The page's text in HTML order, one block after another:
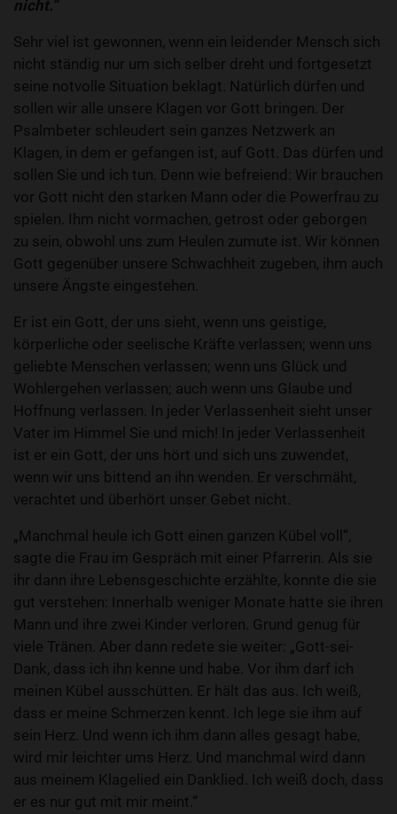
nicht.“
Sehr viel ist gewonnen, wenn ein leidender Mensch sich
nicht ständig nur um sich selber dreht und fortgesetzt
seine notvolle Situation beklagt. Natürlich dürfen und
sollen wir alle unsere Klagen vor Gott bringen. Der
Psalmbeter schleudert sein ganzes Netzwerk an
Klagen, in dem er gefangen ist, auf Gott. Das dürfen und
sollen Sie und ich tun. Denn wie befreiend: Wir brauchen
vor Gott nicht den starken Mann oder die Powerfrau zu
spielen. Ihm nicht vormachen, getrost oder geborgen
zu sein, obwohl uns zum Heulen zumute ist. Wir können
Gott gegenüber unsere Schwachheit zugeben, ihm auch
unsere Ängste eingestehen.
Er ist ein Gott, der uns sieht, wenn uns geistige,
körperliche oder seelische Kräfte verlassen; wenn uns
geliebte Menschen verlassen; wenn uns Glück und
Wohlergehen verlassen; auch wenn uns Glaube und
Hoffnung verlassen. In jeder Verlassenheit sieht unser
Vater im Himmel Sie und mich! In jeder Verlassenheit
ist er ein Gott, der uns hört und sich uns zuwendet,
wenn wir uns bittend an ihn wenden. Er verschmäht,
verachtet und überhört unser Gebet nicht.
„Manchmal heule ich Gott einen ganzen Kübel voll“,
sagte die Frau im Gespräch mit einer Pfarrerin. Als sie
ihr dann ihre Lebensgeschichte erzählte, konnte die sie
gut verstehen: Innerhalb weniger Monate hatte sie ihren
Mann und ihre zwei Kinder verloren. Grund genug für
viele Tränen. Aber dann redete sie weiter: „Gott-sei-
Dank, dass ich ihn kenne und habe. Vor ihm darf ich
meinen Kübel ausschütten. Er hält das aus. Ich weiß,
dass er meine Schmerzen kennt. Ich lege sie ihm auf
sein Herz. Und wenn ich ihm dann alles gesagt habe,
wird mir leichter ums Herz. Und manchmal wird dann
aus meinem Klagelied ein Danklied. Ich weiß doch, dass
er es nur gut mit mir meint.“